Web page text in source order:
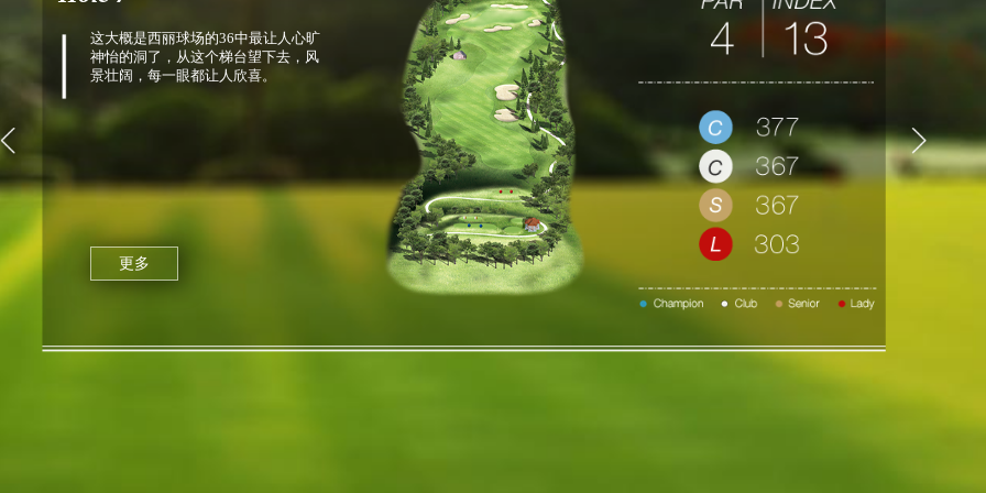
这大概是西丽球场的36中最让人心旷
神怡的洞了，从这个梯台望下去，风
景壮阔，每一眼都让人欣喜。
更多